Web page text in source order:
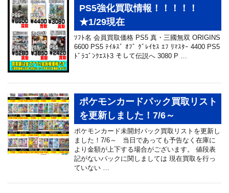
PS5強化買取情報！！！！！
★1/29現在
ｿﾌﾄ名 会員買取価格 PS5 真・三國無双 ORIGINS
6600 PS5 ﾃｲﾙｽﾞ ｵﾌﾞ ｸﾞﾚｲｾｽ ｴﾌ ﾘﾏｽﾀｰ 4400 PS5
ﾄﾞﾗｺﾞﾝｸｴｽﾄ3 そして伝説へ 3080 P …
ポケモンカードパック買取リスト
を更新しました！7/6～
ポケモンカード未開封パック買取リストを更新し
ました！7/6～ 当日であっても予告なく在庫に
より金額が上下する場合がございます。 値段表
記がないパックに関しましては 現在買取を行っ
ていない …